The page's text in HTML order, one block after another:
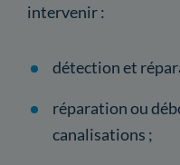
intervenir :
détection et
réparation ou
canalisations ;